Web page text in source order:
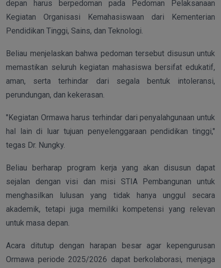
depan harus berpedoman pada Pedoman Pelaksanaan
Kegiatan Organisasi Kemahasiswaan dari Kementerian
Pendidikan Tinggi, Sains, dan Teknologi.
Beliau menjelaskan bahwa pedoman tersebut disusun untuk
memastikan seluruh kegiatan mahasiswa bersifat edukatif,
aman, serta terhindar dari segala bentuk intoleransi,
perundungan, dan kekerasan.
"Kegiatan Ormawa harus terhindar dari penyalahgunaan untuk
hal lain di luar tujuan penyelenggaraan pendidikan tinggi,"
tegas Dr. Nungky.
Beliau berharap program kerja yang akan disusun dapat
sejalan dengan visi dan misi STIA Pembangunan untuk
menghasilkan lulusan yang tidak hanya unggul secara
akademik, tetapi juga memiliki kompetensi yang relevan
untuk masa depan.
Acara ditutup dengan harapan besar agar kepengurusan
Ormawa periode 2025/2026 dapat berkolaborasi, menjaga